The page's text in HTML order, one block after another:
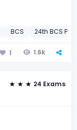
BCS 24th BCS
1 1.6k
24 Exams